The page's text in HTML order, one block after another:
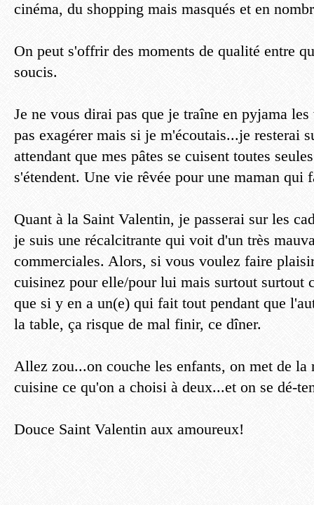
cinéma, du shopping mais masqués et en
On peut s'offrir des moments de qualité entre
soucis.
Je ne vous dirai pas que je traîne en pyjama
pas exagérer mais si je m'écoutais...je resterai
attendant que mes pâtes se cuisent toutes
s'étendent. Une vie rêvée pour une maman qui
Quant à la Saint Valentin, je passerai sur les
je suis une récalcitrante qui voit d'un très
commerciales. Alors, si vous voulez faire
cuisinez pour elle/pour lui mais surtout surtout
que si y en a un(e) qui fait tout pendant que
la table, ça risque de mal finir, ce dîner.
Allez zou...on couche les enfants, on met de la
cuisine ce qu'on a choisi à deux...et on se dé-
Douce Saint Valentin aux amoureux!